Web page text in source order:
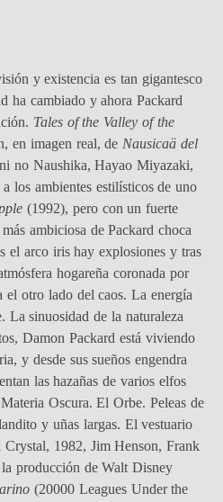
y existencia es tan gigantesco
ha cambiado y ahora Packard
Tales of the Valley of the
en imagen real, de Nausicaä del
no Naushika, Hayao Miyazaki,
los ambientes estilísticos de uno
(1992), pero con un fuerte
ambiciosa de Packard choca
el arco iris hay explosiones y tras
hogareña coronada por
el otro lado del caos. La energía
La sinuosidad de la naturaleza
Damon Packard está viviendo
y desde sus sueños engendra
las hazañas de varios elfos
Oscura. El Orbe. Peleas de
y uñas largas. El vestuario
1982, Jim Henson, Frank
producción de Walt Disney
(20000 Leagues Under the